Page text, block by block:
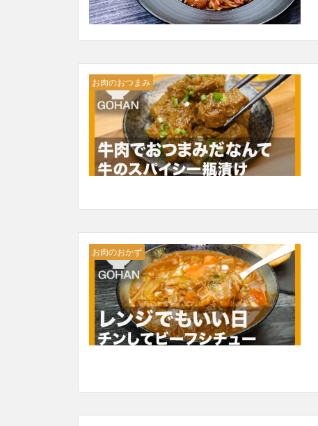
お肉のおつまみ
お肉のおかず